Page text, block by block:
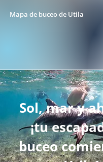
Mapa de buceo de Utila
Sol, mar y
¡tu
buceo